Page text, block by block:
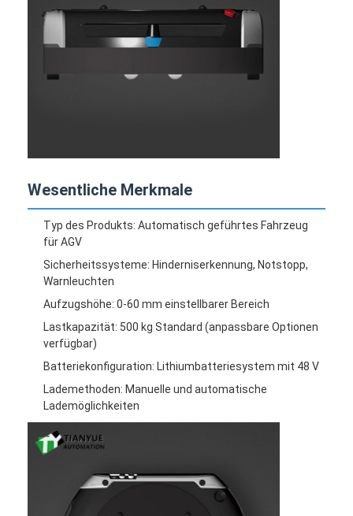
Autonome mobile Roboter mit AMR
Drei-Dimensionaler Lagerhallen-Shuttle
UGV-Drahtgesteuertes Vierrad-Außenschassis
Ladeausrüstung zur Unterstützung von AGV
Komponenten für AGV-Mechanum-Radantrieb
Lagerung AGV-Aufzugsmechanismus
Elektrische Teleskopgabel für Paletten
Automatisierte Nichtstandardgeräte
Wesentliche Merkmale
Typ des Produkts: Automatisch geführtes Fahrzeug
für AGV
Sicherheitssysteme: Hinderniserkennung, Notstopp,
Warnleuchten
Aufzugshöhe: 0-60 mm einstellbarer Bereich
Lastkapazität: 500 kg Standard (anpassbare Optionen
verfügbar)
Batteriekonfiguration: Lithiumbatteriesystem mit 48 V
Lademethoden: Manuelle und automatische
Lademöglichkeiten